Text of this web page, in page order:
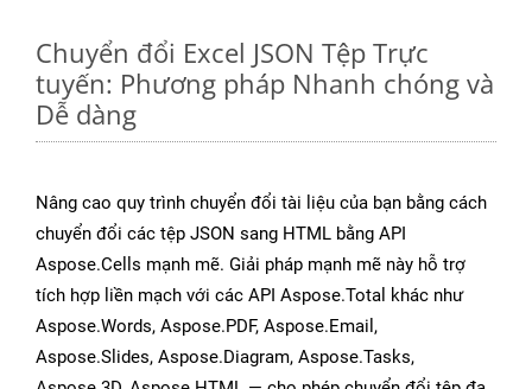
Chuyển đổi Excel JSON Tệp Trực
tuyến: Phương pháp Nhanh chóng và
Dễ dàng
Nâng cao quy trình chuyển đổi tài liệu của bạn bằng cách
chuyển đổi các tệp JSON sang HTML bằng API
Aspose.Cells mạnh mẽ. Giải pháp mạnh mẽ này hỗ trợ
tích hợp liền mạch với các API Aspose.Total khác như
Aspose.Words, Aspose.PDF, Aspose.Email,
Aspose.Slides, Aspose.Diagram, Aspose.Tasks,